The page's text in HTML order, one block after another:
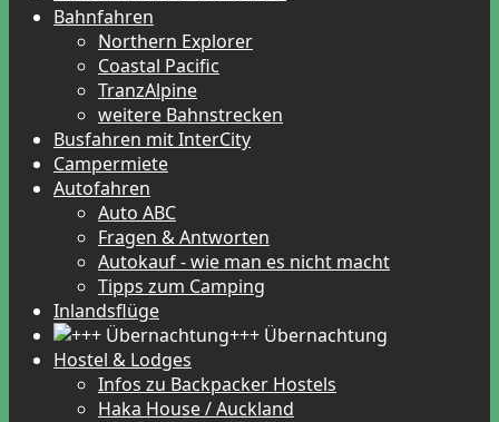
Bahnfahren
Northern Explorer
Coastal Pacific
TranzAlpine
weitere Bahnstrecken
Busfahren mit InterCity
Campermiete
Autofahren
Auto ABC
Fragen & Antworten
Autokauf - wie man es nicht macht
Tipps zum Camping
Inlandsflüge
+++ Übernachtung
Hostel & Lodges
Infos zu Backpacker Hostels
Haka House / Auckland